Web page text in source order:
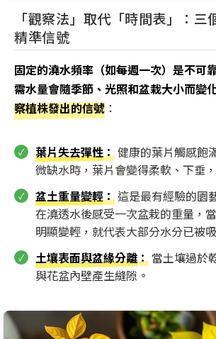
「觀察法」取代「時間表」：三
精準信號
固定的澆水頻率（如每週一次）是不可
需水量會隨季節、光照和盆栽大小而變
察植株發出的信號 ：
葉片失去彈性：健康的葉片觸感飽
微缺水時，葉片會變得柔軟、下垂
盆土重量變輕： 這是最有經驗的園
在澆透水後感受一次盆栽的重量，
明顯變輕，就代表大部分水分已被
土壤表面與盆緣分離： 當土壤過於
與花盆內壁產生縫隙。